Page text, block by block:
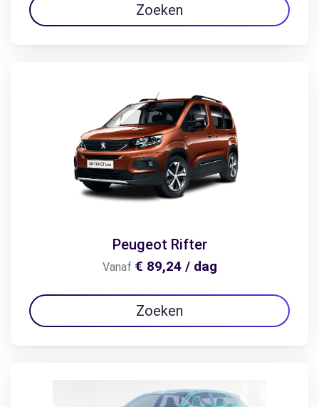
Zoeken
Peugeot Rifter
Vanaf € 89,24 / dag
Zoeken